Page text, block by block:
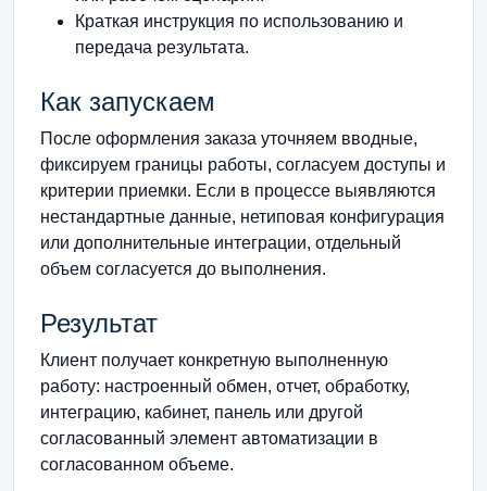
Краткая инструкция по использованию и
передача результата.
Как запускаем
После оформления заказа уточняем вводные,
фиксируем границы работы, согласуем доступы и
критерии приемки. Если в процессе выявляются
нестандартные данные, нетиповая конфигурация
или дополнительные интеграции, отдельный
объем согласуется до выполнения.
Результат
Клиент получает конкретную выполненную
работу: настроенный обмен, отчет, обработку,
интеграцию, кабинет, панель или другой
согласованный элемент автоматизации в
согласованном объеме.